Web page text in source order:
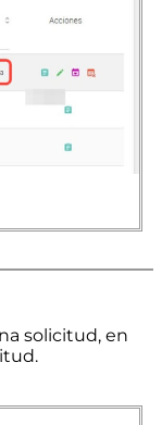
solicitud, en